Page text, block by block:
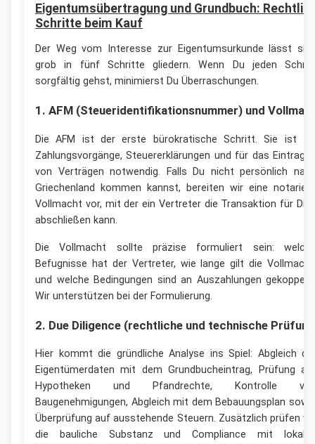
Eigentumsübertragung und Grundbuch:
Schritte beim Kauf
Der Weg vom Interesse zur Eigentumsurkunde lässt
grob in fünf Schritte gliedern. Wenn Du jeden
sorgfältig gehst, minimierst Du Überraschungen.
1. AFM (Steueridentifikationsnummer) und
Die AFM ist der erste bürokratische Schritt. Sie ist
Zahlungsvorgänge, Steuererklärungen und für das
von Verträgen notwendig. Falls Du nicht persönlich
Griechenland kommen kannst, bereiten wir eine
Vollmacht vor, mit der ein Vertreter die Transaktion für
abschließen kann.
Die Vollmacht sollte präzise formuliert sein:
Befugnisse hat der Vertreter, wie lange gilt die
und welche Bedingungen sind an Auszahlungen
Wir unterstützen bei der Formulierung.
2. Due Diligence (rechtliche und technische
Hier kommt die gründliche Analyse ins Spiel: Abgleich
Eigentümerdaten mit dem Grundbucheintrag, Prüfung
Hypotheken und Pfandrechte, Kontrolle
Baugenehmigungen, Abgleich mit dem Bebauungsplan
Überprüfung auf ausstehende Steuern. Zusätzlich prüfen
die bauliche Substanz und Compliance mit